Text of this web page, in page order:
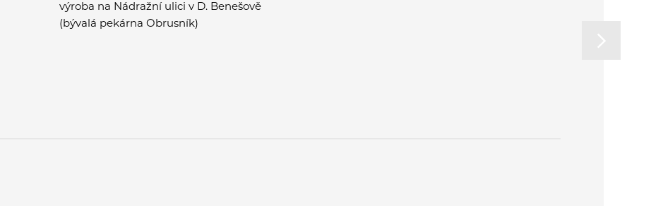
výroba na Nádražní ulici v D. Benešově
(bývalá pekárna Obrusník)